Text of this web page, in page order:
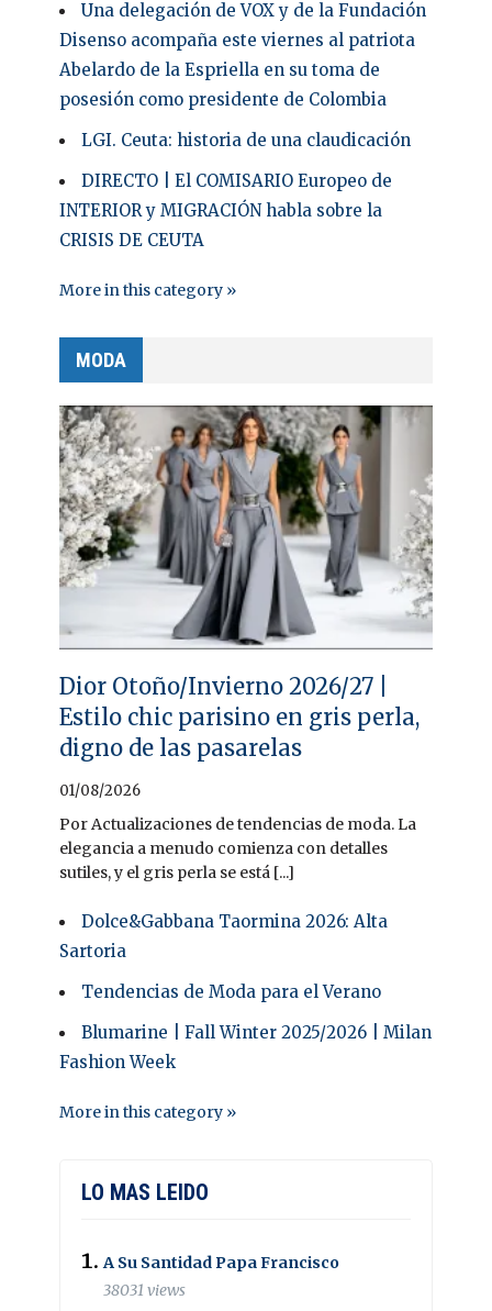
Una delegación de VOX y de la Fundación
Disenso acompaña este viernes al patriota
Abelardo de la Espriella en su toma de
posesión como presidente de Colombia
LGI. Ceuta: historia de una claudicación
DIRECTO | El COMISARIO Europeo de
INTERIOR y MIGRACIÓN habla sobre la
CRISIS DE CEUTA
More in this category »
MODA
Dior Otoño/Invierno 2026/27 |
Estilo chic parisino en gris perla,
digno de las pasarelas
01/08/2026
Por Actualizaciones de tendencias de moda. La
elegancia a menudo comienza con detalles
sutiles, y el gris perla se está [...]
Dolce&Gabbana Taormina 2026: Alta
Sartoria
Tendencias de Moda para el Verano
Blumarine | Fall Winter 2025/2026 | Milan
Fashion Week
More in this category »
LO MAS LEIDO
A Su Santidad Papa Francisco
38031 views